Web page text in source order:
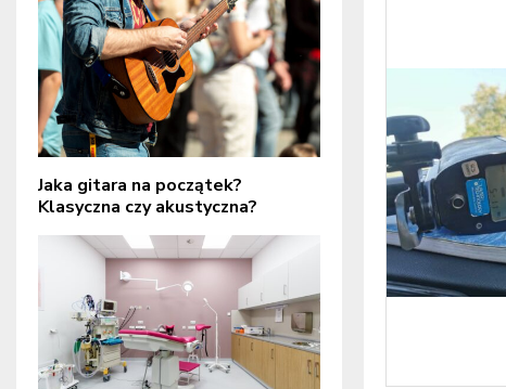
Jaka gitara na początek?
Klasyczna czy akustyczna?